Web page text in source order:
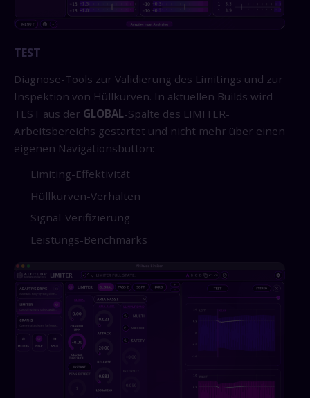
TEST
Diagnose-Tools zur Validierung des Limitings und zur
Inspektion von Hüllkurven. In aktuellen Builds wird
TEST aus der GLOBAL-Spalte des LIMITER-
Arbeitsbereichs gestartet und nicht mehr über einen
eigenen Navigationsbutton:
Limiting-Effektivität
Hüllkurven-Verhalten
Signal-Verifizierung
Leistungs-Benchmarks